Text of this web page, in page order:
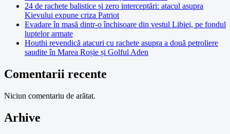
24 de rachete balistice și zero interceptări: atacul asupra
Kievului expune criza Patriot
Evadare în masă dintr-o închisoare din vestul Libiei, pe fondul
luptelor armate
Houthi revendică atacuri cu rachete asupra a două petroliere
saudite în Marea Roșie și Golful Aden
Comentarii recente
Niciun comentariu de arătat.
Arhive